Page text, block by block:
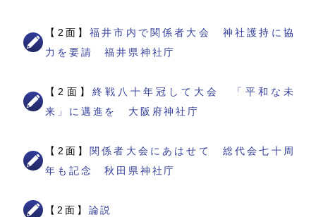
【2面】福井市内で関係者大会 神社護持に協
力を要請 福井県神社庁
【2面】 終戦八十年冠して大会 「平和な未
来」に邁進を 大阪府神社庁
【2面】 関係者大会にあはせて 総代会七十周
年も記念 秋田県神社庁
【2面】 論説